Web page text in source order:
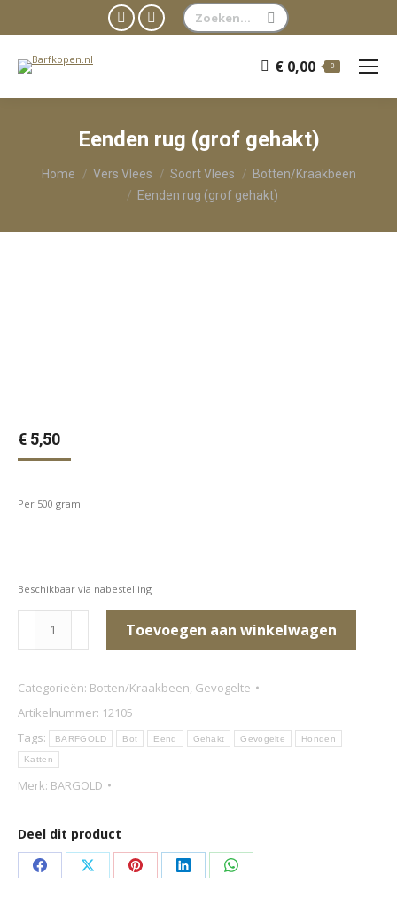
Facebook
in
window
WhatsApp
in
window
Zoeken:
€ 0,00 0
Eenden rug (grof gehakt)
Je bent hier:
Home Vers Vlees Soort Vlees
Botten/Kraakbeen
Eenden rug (grof gehakt)
€ 5,50
Per 500 gram
Beschikbaar via nabestelling
rug
gehakt)
aantal
Toevoegen aan winkelwagen
Categorieën: Botten/Kraakbeen, Gevogelte
Artikelnummer: 12105
Tags:
BARFGOLD Bot Eend Gehakt Gevogelte Honden
Katten
Merk: BARGOLD
Deel dit product
Deel
Deel
Deel
Deel
Deel